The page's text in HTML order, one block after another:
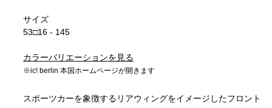
サイズ
53□16 - 145
カラーバリエーションを見る
※ic! berlin 本国ホームページが開きます
スポーツカーを象徴するリアウィングをイメージしたフロント